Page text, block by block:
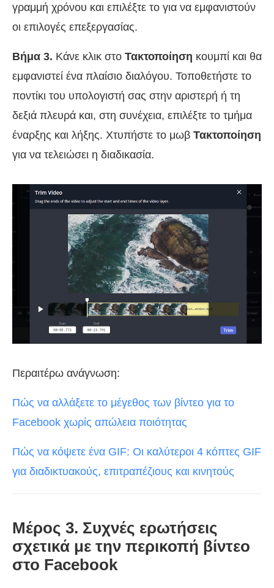
γραμμή χρόνου και επιλέξτε το για να εμφανιστούν
οι επιλογές επεξεργασίας.
Βήμα 3. Κάνε κλικ στο Τακτοποίηση κουμπί και θα
εμφανιστεί ένα πλαίσιο διαλόγου. Τοποθετήστε το
ποντίκι του υπολογιστή σας στην αριστερή ή τη
δεξιά πλευρά και, στη συνέχεια, επιλέξτε το τμήμα
έναρξης και λήξης. Χτυπήστε το μωβ Τακτοποίηση
για να τελειώσει η διαδικασία.
Περαιτέρω ανάγνωση:
Πώς να αλλάξετε το μέγεθος των βίντεο για το
Facebook χωρίς απώλεια ποιότητας
Πώς να κόψετε ένα GIF: Οι καλύτεροι 4 κόπτες GIF
για διαδικτυακούς, επιτραπέζιους και κινητούς
Μέρος 3. Συχνές ερωτήσεις
σχετικά με την περικοπή βίντεο
στο Facebook